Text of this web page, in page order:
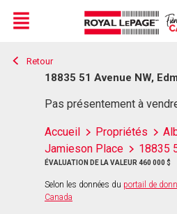
Live
En Direct
Menu
Retour
18835 51 Avenue NW,
Pas présentement à
Accueil Propriétés
Jamieson Place
18835
ÉVALUATION DE LA VALEUR 460 000 $
Selon les données du portail de
Canada